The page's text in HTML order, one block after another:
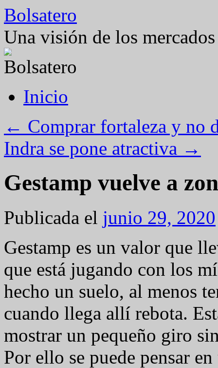
Saltar
al
contenido
Bolsatero
Una visión de los
Inicio
← Comprar fortaleza y no
Indra se pone atractiva →
Gestamp vuelve a
Publicada el junio 29, 2020
Gestamp es un valor que
que está jugando con los
hecho un suelo, al menos
cuando llega allí rebota.
mostrar un pequeño giro
Por ello se puede pensar